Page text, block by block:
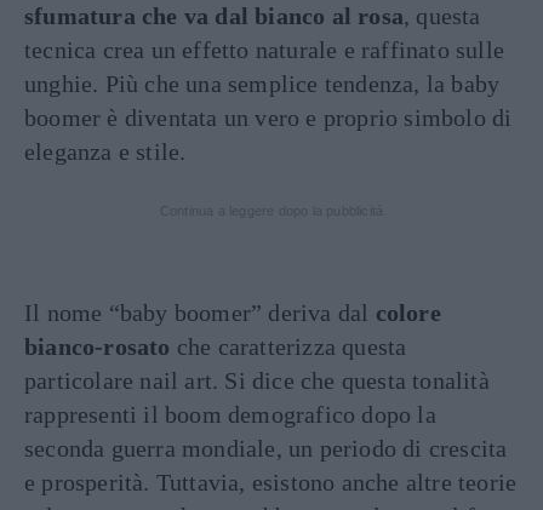
sfumatura che va dal bianco al rosa, questa
tecnica crea un effetto naturale e raffinato sulle
unghie. Più che una semplice tendenza, la baby
boomer è diventata un vero e proprio simbolo di
eleganza e stile.
Il nome “baby boomer” deriva dal colore
bianco-rosato che caratterizza questa
particolare nail art. Si dice che questa tonalità
rappresenti il boom demografico dopo la
seconda guerra mondiale, un periodo di crescita
e prosperità. Tuttavia, esistono anche altre teorie